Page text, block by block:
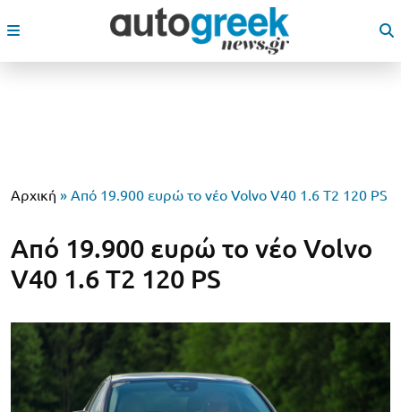
Αρχική » Από 19.900 ευρώ το νέο Volvo V40 1.6 T2 120 PS
Από 19.900 ευρώ το νέο Volvo
V40 1.6 T2 120 PS